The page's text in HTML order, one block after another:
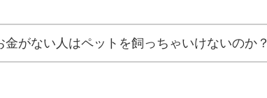
金がない人はペットを飼っちゃいけないのか？